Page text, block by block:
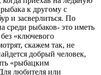
к другому с
и засверлиться. По
среди рыбаков- это иметь
«ключевого
скажем так, не
добрый человек,
«рыбацким
любителя или